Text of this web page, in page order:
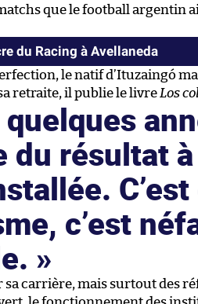
que le football argentin
du Racing à Avellaneda
le natif d’Ituzaingó
retraite, il publie le livre Los
du résultat
c’est
sa carrière, mais surtout des